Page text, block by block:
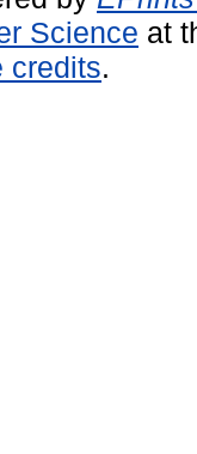
Science at
credits.